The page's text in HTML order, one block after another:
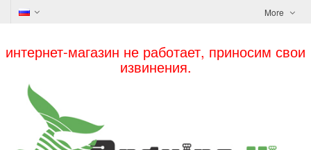
More
интернет-магазин не работает, приносим свои
извинения.